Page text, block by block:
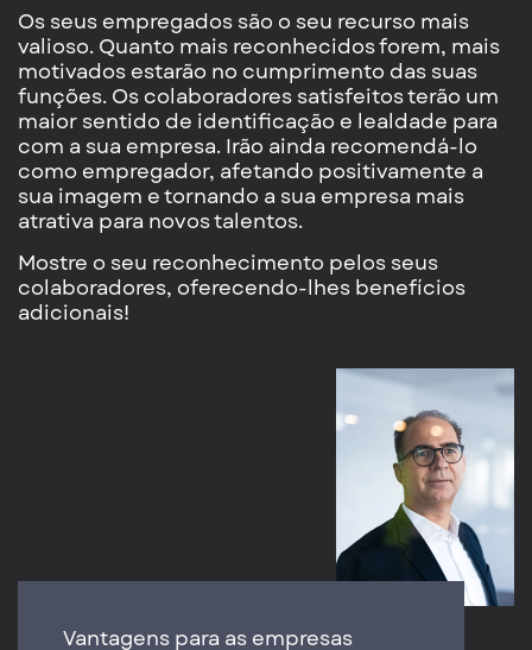
Os seus empregados são o seu recurso mais
valioso. Quanto mais reconhecidos forem, mais
motivados estarão no cumprimento das suas
funções. Os colaboradores satisfeitos terão um
maior sentido de identificação e lealdade para
com a sua empresa. Irão ainda recomendá-lo
como empregador, afetando positivamente a
sua imagem e tornando a sua empresa mais
atrativa para novos talentos.
Mostre o seu reconhecimento pelos seus
colaboradores, oferecendo-lhes benefícios
adicionais!
Vantagens para as empresas